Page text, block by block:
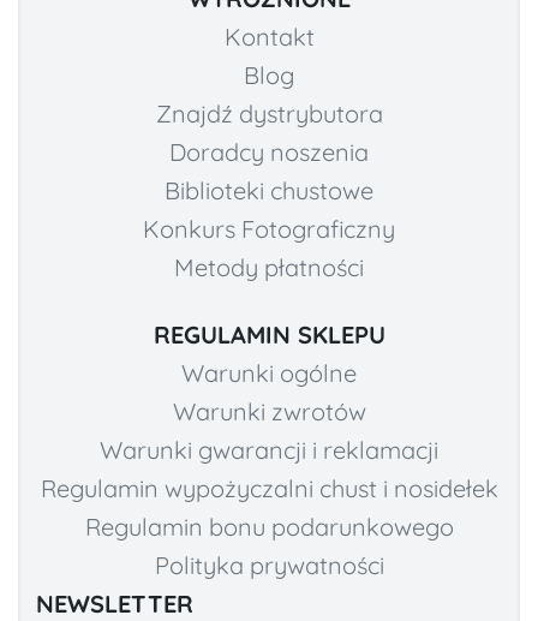
Kontakt
Blog
Znajdź dystrybutora
Doradcy noszenia
Biblioteki chustowe
Konkurs Fotograficzny
Metody płatności
REGULAMIN SKLEPU
Warunki ogólne
Warunki zwrotów
Warunki gwarancji i reklamacji
Regulamin wypożyczalni chust i nosidełek
Regulamin bonu podarunkowego
Polityka prywatności
NEWSLETTER